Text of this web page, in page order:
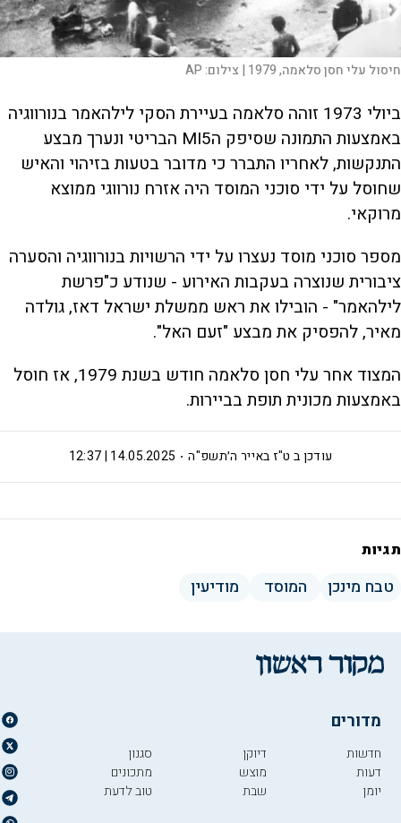
חיסול עלי חסן סלאמה, 1979 | צילום:AP
ביולי 1973 זוהה סלאמה בעיירת הסקי לילהאמר בנורווגיה
באמצעות התמונה שסיפק הMI5 הבריטי ונערך מבצע
התנקשות, לאחריו התברר כי מדובר בטעות בזיהוי והאיש
שחוסל על ידי סוכני המוסד היה אזרח נורווגי ממוצא
מרוקאי.
מספר סוכני מוסד נעצרו על ידי הרשויות בנורווגיה והסערה
ציבורית שנוצרה בעקבות האירוע - שנודע כ"פרשת
לילהאמר" - הובילו את ראש ממשלת ישראל דאז, גולדה
מאיר, להפסיק את מבצע "זעם האל".
המצוד אחר עלי חסן סלאמה חודש בשנת 1979, אז חוסל
באמצעות מכונית תופת בביירות.
ט"ז באייר ה׳תשפ"ה 14.05.2025 | 12:37 עודכן ב
תגיות
טבח מינכן המוסד מודיעין
מדורים
חדשות
דעות
יומן
דיוקן
מוצש
שבת
סגנון
מתכונים
טוב לדעת